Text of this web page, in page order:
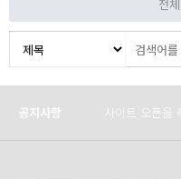
전
공지사항 사이트 오픈을